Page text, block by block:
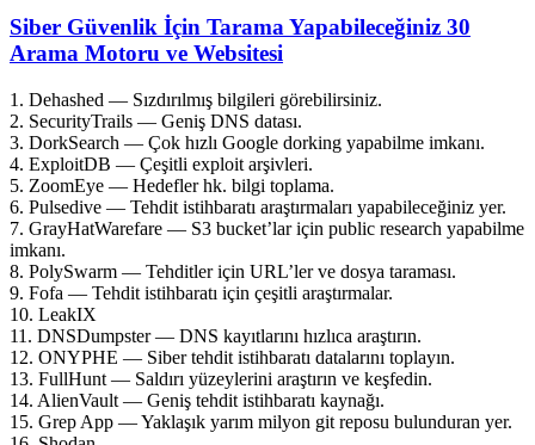
Siber Güvenlik İçin Tarama Yapabileceğiniz 30
Arama Motoru ve Websitesi
1. Dehashed — Sızdırılmış bilgileri görebilirsiniz.
2. SecurityTrails — Geniş DNS datası.
3. DorkSearch — Çok hızlı Google dorking yapabilme imkanı.
4. ExploitDB — Çeşitli exploit arşivleri.
5. ZoomEye — Hedefler hk. bilgi toplama.
6. Pulsedive — Tehdit istihbaratı araştırmaları yapabileceğiniz yer.
7. GrayHatWarefare — S3 bucket’lar için public research yapabilme
imkanı.
8. PolySwarm — Tehditler için URL’ler ve dosya taraması.
9. Fofa — Tehdit istihbaratı için çeşitli araştırmalar.
10. LeakIX
11. DNSDumpster — DNS kayıtlarını hızlıca araştırın.
12. ONYPHE — Siber tehdit istihbaratı datalarını toplayın.
13. FullHunt — Saldırı yüzeylerini araştırın ve keşfedin.
14. AlienVault — Geniş tehdit istihbaratı kaynağı.
15. Grep App — Yaklaşık yarım milyon git reposu bulunduran yer.